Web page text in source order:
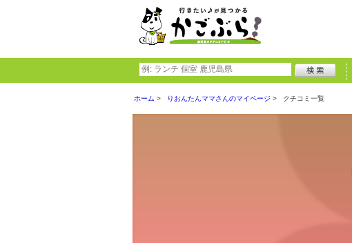
ホーム りおんたんママさんのマイページ クチコミ一覧